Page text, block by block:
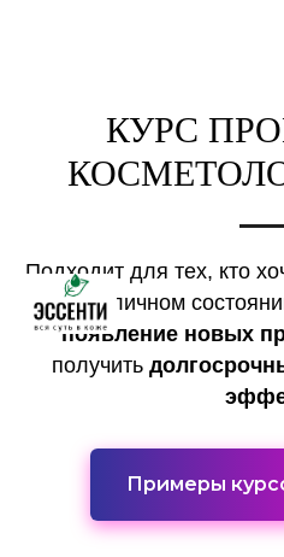
КУРС
Подходит для тех, кто
в отличном
появление новых
получить
Примеры